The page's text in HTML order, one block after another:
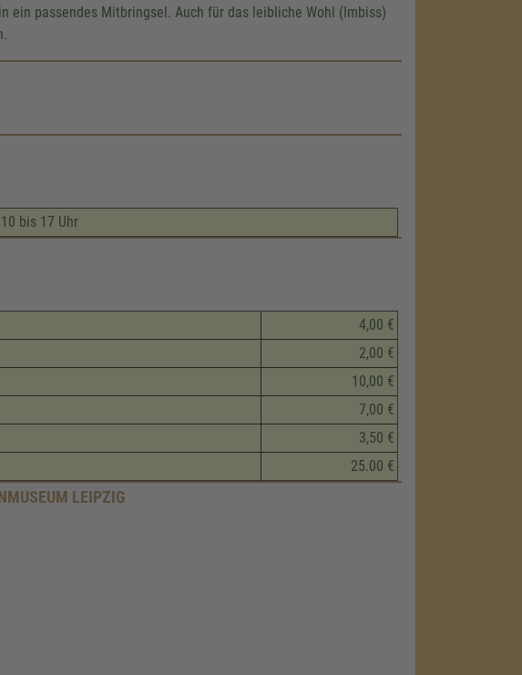
ein passendes Mitbringsel. Auch für das leibliche Wohl (Imbiss)
10 bis 17 Uhr
4,00 €
2,00 €
10,00 €
7,00 €
3,50 €
25.00 €
LEIPZIG